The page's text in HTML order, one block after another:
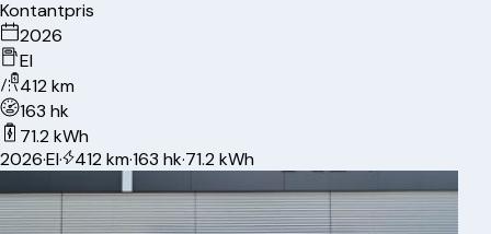
Kontantpris
2026
El
412 km
163 hk
71.2 kWh
2026·El· 412 km·163 hk·71.2 kWh